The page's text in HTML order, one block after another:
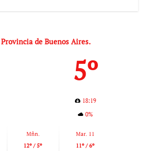
de Buenos Aires.
5º
18:19
0%
Mñn.
12º / 5º
Mar. 11
11º / 6º